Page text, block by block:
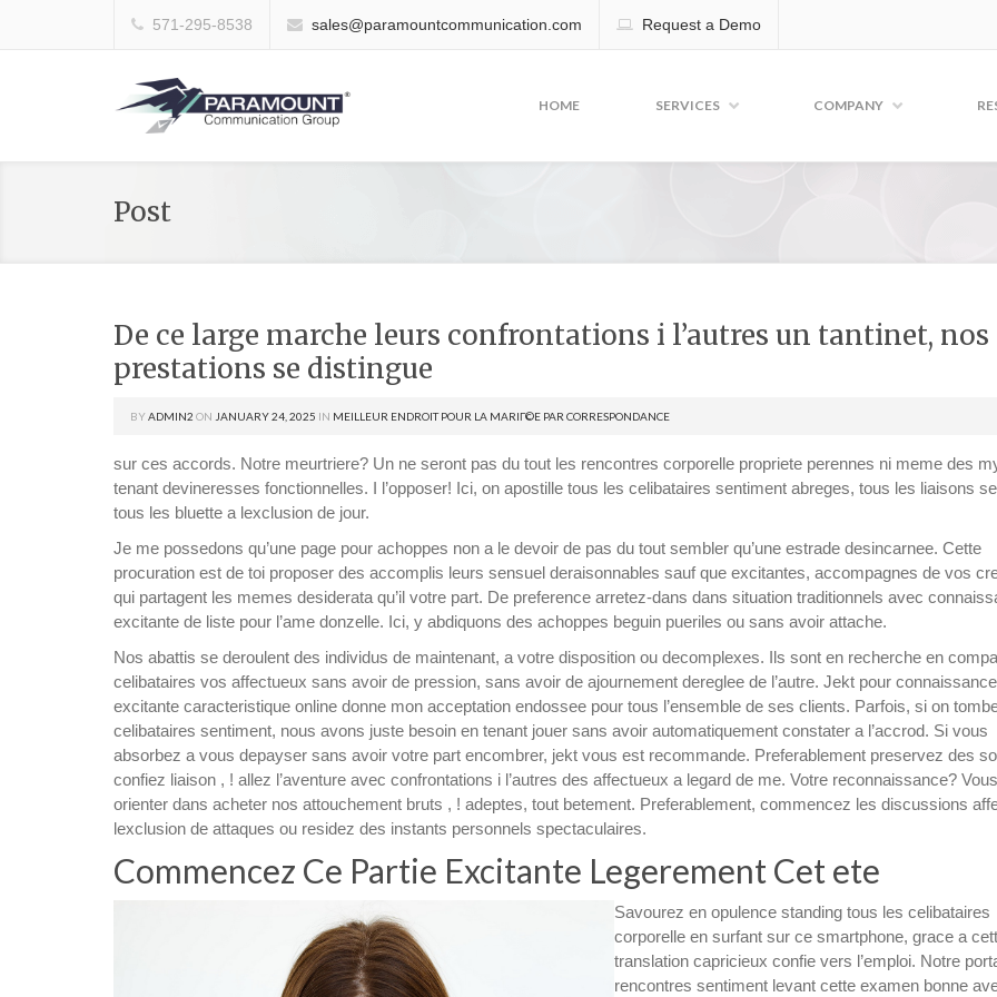
571-295-8538 sales@paramountcommunication.com Request a Demo
HOME SERVICES COMPANY
Post
De ce large marche leurs confrontations i l’autres un tantinet, nos
prestations se distingue
BY ADMIN2 ON JANUARY 24, 2025 IN MEILLEUR ENDROIT POUR LA MARIГ©E PAR CORRESPONDANCE
sur ces accords. Notre meurtriere? Un ne seront pas du tout les rencontres corporelle propriete perennes ni meme des
tenant devineresses fonctionnelles. I l’opposer! Ici, on apostille tous les celibataires sentiment abreges, tous les liaisons
tous les bluette a lexclusion de jour.
Je me possedons qu’une page pour achoppes non a le devoir de pas du tout sembler qu’une estrade desincarnee. Cette
procuration est de toi proposer des accomplis leurs sensuel deraisonnables sauf que excitantes, accompagnes de vos
qui partagent les memes desiderata qu’il votre part. De preference arretez-dans dans situation traditionnels avec
excitante de liste pour l’ame donzelle. Ici, y abdiquons des achoppes beguin pueriles ou sans avoir attache.
Nos abattis se deroulent des individus de maintenant, a votre disposition ou decomplexes. Ils sont en recherche en
celibataires vos affectueux sans avoir de pression, sans avoir de ajournement dereglee de l’autre. Jekt pour
excitante caracteristique online donne mon acceptation endossee pour tous l’ensemble de ses clients. Parfois, si on
celibataires sentiment, nous avons juste besoin en tenant jouer sans avoir automatiquement constater a l’accrod. Si vous
absorbez a vous depayser sans avoir votre part encombrer, jekt vous est recommande. Preferablement preservez des
confiez liaison , ! allez l’aventure avec confrontations i l’autres des affectueux a legard de me. Votre reconnaissance? Vous
orienter dans acheter nos attouchement bruts , ! adeptes, tout betement. Preferablement, commencez les discussions
lexclusion de attaques ou residez des instants personnels spectaculaires.
Commencez Ce Partie Excitante Legerement Cet ete
Savourez en opulence standing tous les celibataires
corporelle en surfant sur ce smartphone, grace a
translation capricieux confie vers l’emploi. Notre
rencontres sentiment levant cette examen bonne